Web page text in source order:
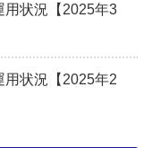
用状況【2025年3
用状況【2025年2